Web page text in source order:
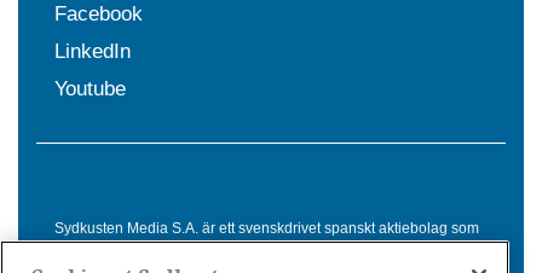
Facebook
LinkedIn
Youtube
Sydkusten Media S.A. är ett svenskdrivet spanskt aktiebolag som